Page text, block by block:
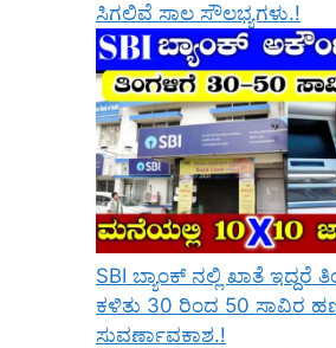
ಸಿಗಲಿವೆ ಸಾಲ ಸೌಲಭ್ಯಗಳು.!
SBI ಬ್ಯಾಂಕ್ ನಲ್ಲಿ ಖಾತೆ
ಕಳಿತು 30 ರಿಂದ 50 ಸಾವಿರ
ಸುವರ್ಣಾವಕಾಶ.!